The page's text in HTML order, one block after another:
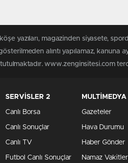
yazıları, magazinden siyasete,
alıntı yapılamaz, kanuna
www.zenginsitesi.com
SERVİSLER 2
Canlı Borsa
Canlı Sonuçlar
Canlı TV
Futbol Canlı Sonuçlar
MULTİMEDYA
Gazeteler
Hava Durumu
Haber Gönder
Namaz